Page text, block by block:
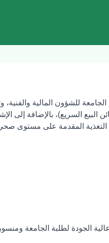
الجامعة للشؤون المالية
البيع السريع)، بالإضافة
المقدمة على مستوى
الجودة لطلبة الجامعة